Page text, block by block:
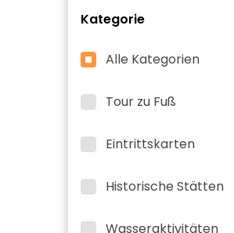
Kategorie
Alle Kategorien
Tour zu Fuß
Eintrittskarten
Historische Stätten
Wasseraktivitäten